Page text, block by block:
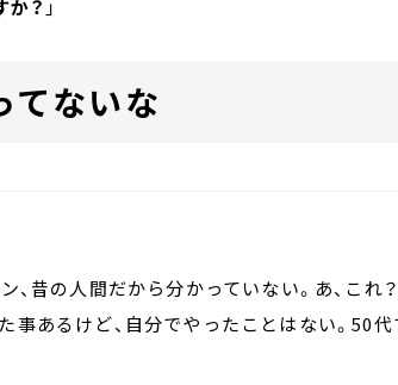
？ 」
てないな
、昔の人間だから分かっていない。あ、これ
事あるけど、自分でやったことはない。50代